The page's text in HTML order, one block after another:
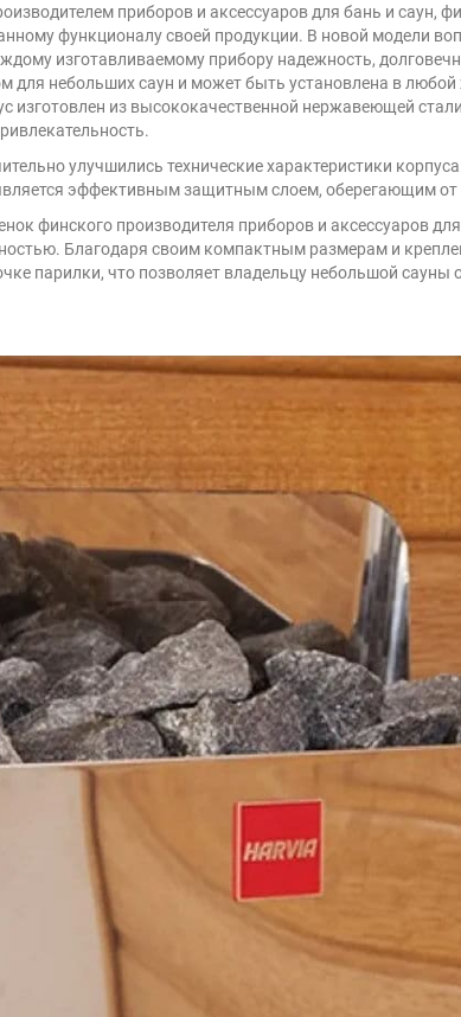
приборов и аксессуаров для бань и саун,
функционалу своей продукции. В новой модели
изготавливаемому прибору надежность,
для небольших саун и может быть установлена в
изготовлен из высококачественной нержавеющей
улучшились технические характеристики
эффективным защитным слоем, оберегающим от
финского производителя приборов и аксессуаров
Благодаря своим компактным размерам и
парилки, что позволяет владельцу небольшой сауны